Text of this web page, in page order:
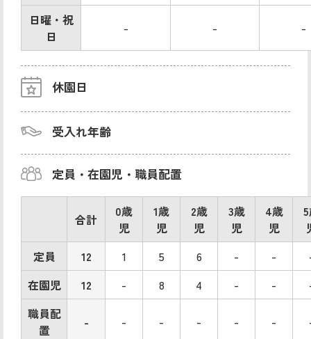
日曜・祝
日
- - -
休園日
受入れ年齢
定員・在園児・職員配置
合計
0歳
児
1歳
児
2歳
児
3歳
児
4歳
児
定員
12 1 5 6 - -
在園児
12 - 8 4 - -
職員配
置
- - - - - -